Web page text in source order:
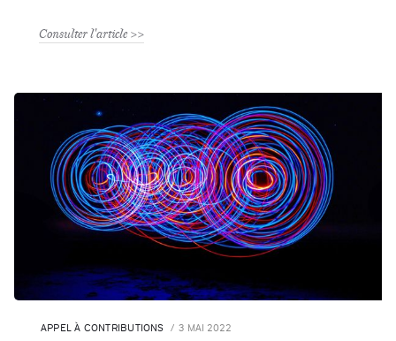
Consulter l'article
APPEL À CONTRIBUTIONS 3 MAI 2022